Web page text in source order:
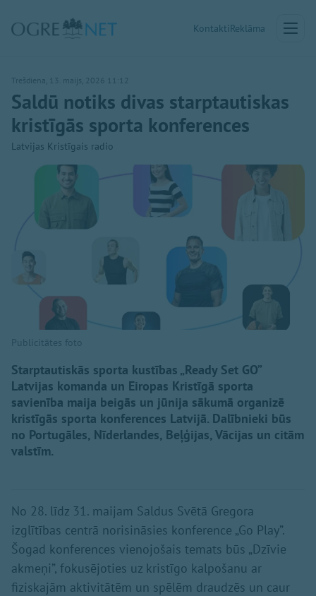
KontaktiReklāma
Trešdiena, 13. maijs, 2026 11:12
Saldū notiks divas starptautiskas
kristīgās sporta konferences
Latvijas Kristīgais radio
Publicitātes foto
Starptautiskās sporta kustības „Ready Set GO”
Latvijas komanda un Eiropas Kristīgā sporta
savienība maija beigās un jūnija sākumā organizē
kristīgās sporta konferences Latvijā. Dalībnieki būs
no Portugāles, Nīderlandes, Beļģijas, Vācijas un citām
valstīm.
No 28. līdz 31. maijam Saldus Svētā Gregora
izglītības centrā norisināsies konference „Go Play”.
Šogad konferences vienojošais temats būs „Dzīvie
akmeņi”, fokusējoties uz kristīgo kalpošanu ar
fiziskajām aktivitātēm un spēlēm draudzēs un caur